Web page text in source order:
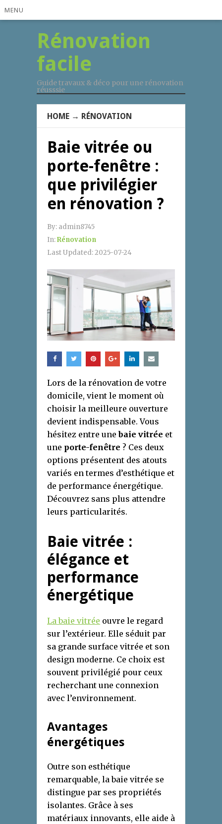
MENU
Rénovation
facile
Guide travaux & déco pour une rénovation
réusssie
HOME → RÉNOVATION
Baie vitrée ou
porte-fenêtre :
que privilégier
en rénovation ?
By: admin8745
In:Rénovation
Last Updated:2025-07-24
Lors de la rénovation de votre
domicile, vient le moment où
choisir la meilleure ouverture
devient indispensable. Vous
hésitez entre unebaie vitrée et
une porte-fenêtre ? Ces deux
options présentent des atouts
variés en termes d’esthétique et
de performance énergétique.
Découvrez sans plus attendre
leurs particularités.
Baie vitrée :
élégance et
performance
énergétique
La baie vitrée ouvre le regard
sur l’extérieur. Elle séduit par
sa grande surface vitrée et son
design moderne. Ce choix est
souvent privilégié pour ceux
recherchant une connexion
avec l’environnement.
Avantages
énergétiques
Outre son esthétique
remarquable, la baie vitrée se
distingue par ses propriétés
isolantes. Grâce à ses
matériaux innovants, elle aide à